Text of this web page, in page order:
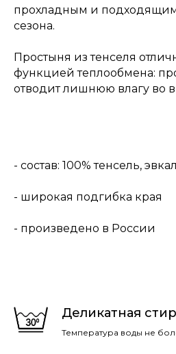
прохладным и подходящим
сезона.
Простыня из тенселя
функцией теплообмена:
отводит лишнюю влагу во
- состав: 100% тенсель,
- широкая подгибка края
- произведено в России
Деликатная
Температура воды не